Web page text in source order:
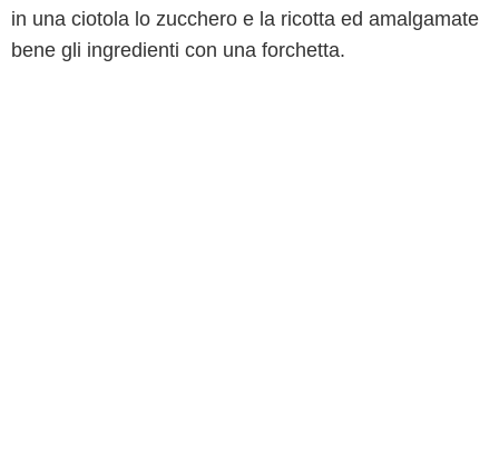
in una ciotola lo zucchero e la ricotta ed amalgamate
bene gli ingredienti con una forchetta.